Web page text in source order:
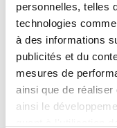
personnelles, telles
technologies
à des informations
publicités et du
mesures de
ainsi que de réaliser
ainsi le
numérique durable:
avec le soutien de
innovants en
Projet européen
compétitivité », ECO
numérique
PIR ISCC-CNRS :